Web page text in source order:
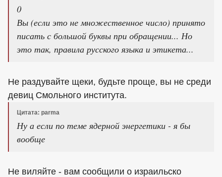
0
Вы (если это не множественное число) принято
писать с большой буквы при обращении... Но
это так, правила русского языка и этикета...
Не раздувайте щеки, будьте проще, вы не среди
девиц Смольного института.
Цитата: parma
Ну а если по теме ядерной энергетики - я бы
вообще
Не виляйте - вам сообщили о израильско